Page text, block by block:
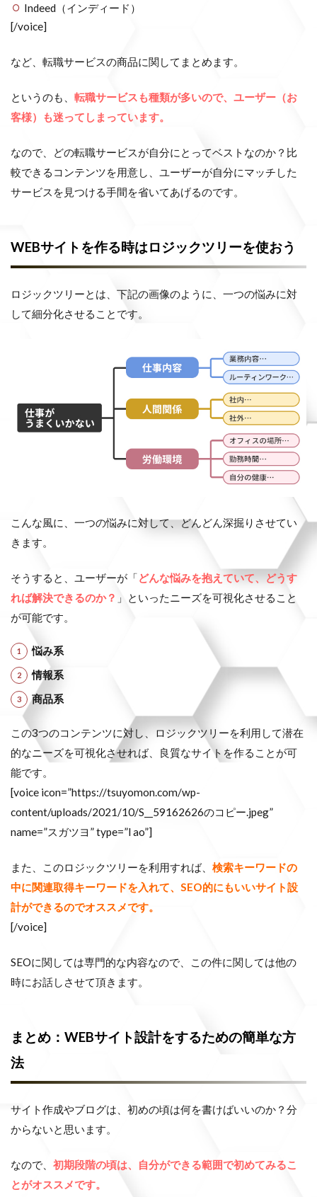
Indeed（インディード）
[/voice]
など、転職サービスの商品に関してまとめます。
というのも、 転職サービスも種類が多いので、ユーザー（お
客様）も迷ってしまっています。
なので、どの転職サービスが自分にとってベストなのか？比
較できるコンテンツを用意し、ユーザーが自分にマッチした
サービスを見つける手間を省いてあげるのです。
WEBサイトを作る時はロジックツリーを使おう
ロジックツリーとは、下記の画像のように、一つの悩みに対
して細分化させることです。
こんな風に、一つの悩みに対して、どんどん深掘りさせてい
きます。
そうすると、ユーザーが「どんな悩みを抱えていて、どうす
れば解決できるのか？ 」といったニーズを可視化させること
が可能です。
悩み系
情報系
商品系
この3つのコンテンツに対し、ロジックツリーを利用して潜在
的なニーズを可視化させれば、良質なサイトを作ることが可
能です。
[voice icon=”https://tsuyomon.com/wp-
content/uploads/2021/10/S__59162626のコピー.jpeg”
name=”スガツヨ” type=”l ao”]
また、このロジックツリーを利用すれば、 検索キーワードの
中に関連取得キーワードを入れて、SEO的にもいいサイト設
計ができるのでオススメです。
[/voice]
SEOに関しては専門的な内容なので、この件に関しては他の
時にお話しさせて頂きます。
まとめ：WEBサイト設計をするための簡単な方
法
サイト作成やブログは、初めの頃は何を書けばいいのか？分
からないと思います。
なので、 初期段階の頃は、自分ができる範囲で初めてみるこ
とがオススメです。